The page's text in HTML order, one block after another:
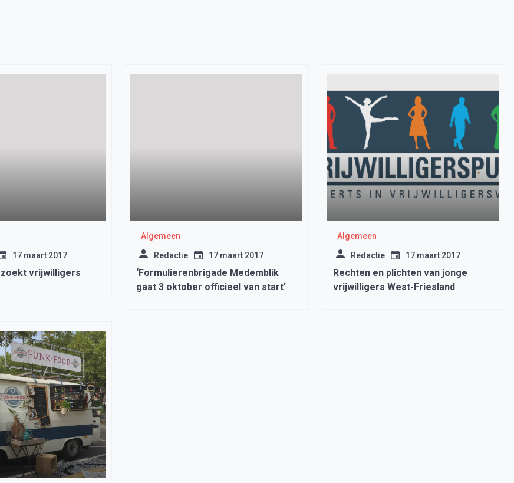
17 maart 2017
zoekt vrijwilligers
Algemeen
Redactie 17 maart 2017
‘Formulierenbrigade Medemblik
gaat 3 oktober officieel van start’
Algemeen
Redactie 17 maart 2017
Rechten en plichten van jonge
vrijwilligers West-Friesland